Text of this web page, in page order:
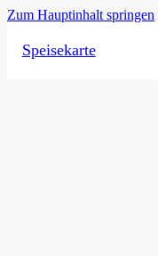
Zum Hauptinhalt springen
Speisekarte